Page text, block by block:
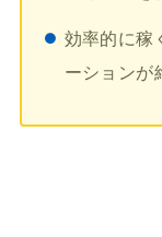
効率的に稼
ーションが